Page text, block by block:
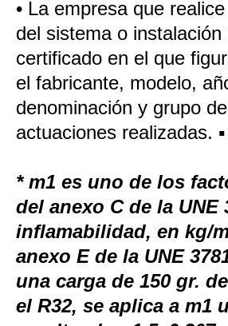
• La empresa que
del sistema o
certificado en el que
el fabricante, modelo,
denominación y grupo
actuaciones realizadas.
* m1 es uno de los
del anexo C de la
inflamabilidad, en kg/
anexo E de la UNE
una carga de 150 gr.
el R32, se aplica a m1